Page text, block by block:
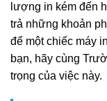
lượng in kém đến
trả những khoản
để một chiếc máy
bạn, hãy cùng
trọng của việc này.